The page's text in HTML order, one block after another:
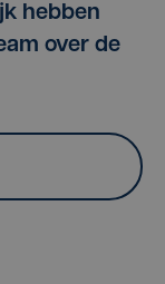
hebben
over de